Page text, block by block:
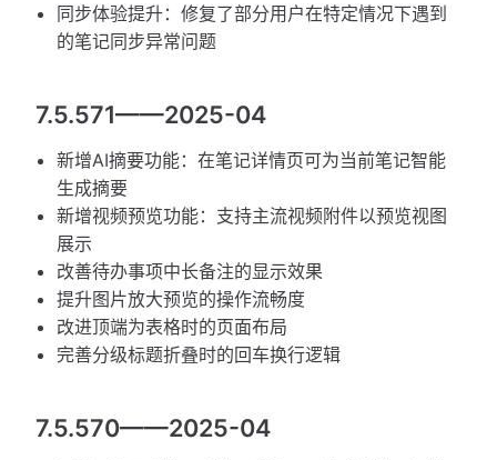
同步体验提升：修复了部分用户在特定情况下遇到
的笔记同步异常问题
7.5.571——2025-04
新增AI摘要功能：在笔记详情页可为当前笔记智能
生成摘要
新增视频预览功能：支持主流视频附件以预览视图
展示
改善待办事项中长备注的显示效果
提升图片放大预览的操作流畅度
改进顶端为表格时的页面布局
完善分级标题折叠时的回车换行逻辑
7.5.570——2025-04